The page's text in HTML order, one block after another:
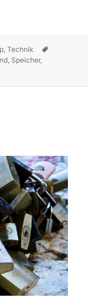
,Technik
Speicher,